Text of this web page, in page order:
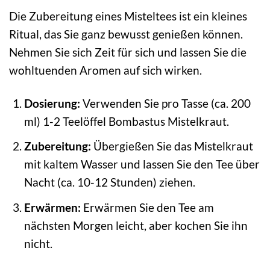
Die Zubereitung eines Misteltees ist ein kleines
Ritual, das Sie ganz bewusst genießen können.
Nehmen Sie sich Zeit für sich und lassen Sie die
wohltuenden Aromen auf sich wirken.
Dosierung: Verwenden Sie pro Tasse (ca. 200
ml) 1-2 Teelöffel Bombastus Mistelkraut.
Zubereitung: Übergießen Sie das Mistelkraut
mit kaltem Wasser und lassen Sie den Tee über
Nacht (ca. 10-12 Stunden) ziehen.
Erwärmen: Erwärmen Sie den Tee am
nächsten Morgen leicht, aber kochen Sie ihn
nicht.